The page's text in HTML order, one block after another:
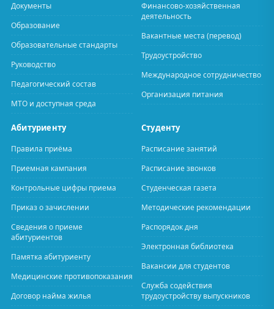
Документы
Образование
Образовательные стандарты
Руководство
Педагогический состав
МТО и доступная среда
Финансово-хозяйственная
деятельность
Вакантные места (перевод)
Трудоустройство
Международное сотрудничество
Организация питания
Абитуриенту
Правила приёма
Приемная кампания
Контрольные цифры приема
Приказ о зачислении
Сведения о приеме
абитуриентов
Памятка абитуриенту
Медицинские противопоказания
Договор найма жилья
Студенту
Расписание занятий
Расписание звонков
Студенческая газета
Методические рекомендации
Распорядок дня
Электронная библиотека
Вакансии для студентов
Служба содействия
трудоустройству выпускников